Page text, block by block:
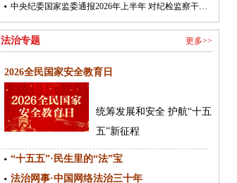
中央纪委国家监委通报2026年上半年 对纪检监察干部监督检查审查调查情况
法治专题 更多>>
2026全民国家安全教育日
统筹发展和安全 护航“十五
五”新征程
“十五五”·民生里的“法”宝
法治网事·中国网络法治三十年